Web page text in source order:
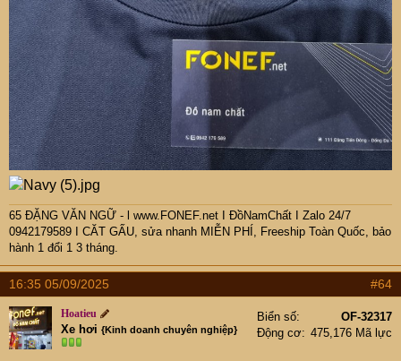
65 ĐẶNG VĂN NGỮ - l www.FONEF.net I ĐồNamChất I Zalo 24/7
0942179589 I CĂT GẤU, sửa nhanh MIỄN PHÍ, Freeship Toàn Quốc, bảo
hành 1 đổi 1 3 tháng.
16:35 05/09/2025 #64
Hoatieu
Xe hơi {Kinh doanh chuyên nghiệp}
Biển số
OF-32317
Động cơ
475,176 Mã lực